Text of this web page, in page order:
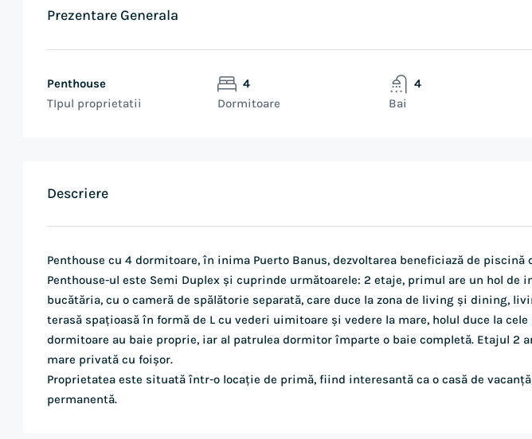
Prezentare Generala
Penthouse
TIpul proprietatii
4
Dormitoare
4
Bai
Descriere
Penthouse cu 4 dormitoare, în inima Puerto Banus, dezvoltarea beneficiază de piscină
Penthouse-ul este Semi Duplex și cuprinde următoarele: 2 etaje, primul are un hol de
bucătăria, cu o cameră de spălătorie separată, care duce la zona de living și dining,
terasă spațioasă în formă de L cu vederi uimitoare și vedere la mare, holul duce la
dormitoare au baie proprie, iar al patrulea dormitor împarte o baie completă. Etajul 2
mare privată cu foișor.
Proprietatea este situată într-o locație de primă, fiind interesantă ca o casă de
permanentă.